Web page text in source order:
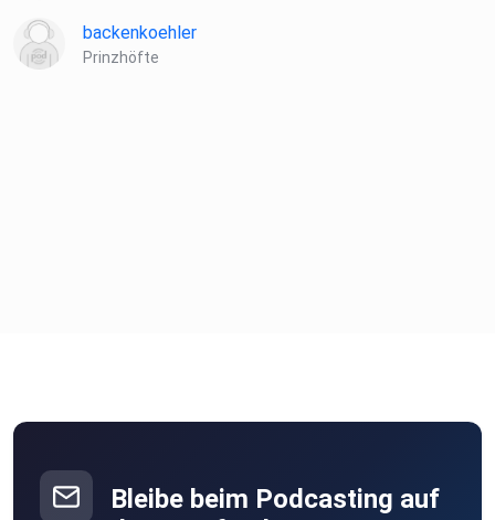
backenkoehler
Prinzhöfte
Bleibe beim Podcasting auf